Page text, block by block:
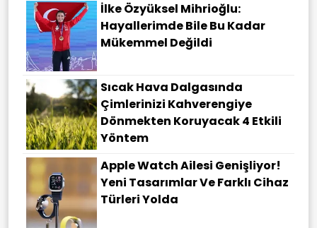
İlke Özyüksel Mihrioğlu:
Hayallerimde Bile Bu Kadar
Mükemmel Değildi
Sıcak Hava Dalgasında
Çimlerinizi Kahverengiye
Dönmekten Koruyacak 4 Etkili
Yöntem
Apple Watch Ailesi Genişliyor!
Yeni Tasarımlar Ve Farklı Cihaz
Türleri Yolda